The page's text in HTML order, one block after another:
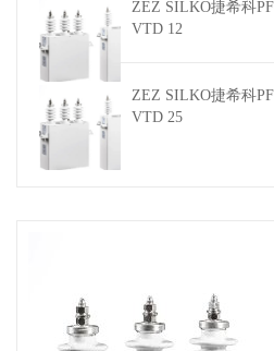
ZEZ SILKO捷希科
VTD 12
ZEZ SILKO捷希科
VTD 25